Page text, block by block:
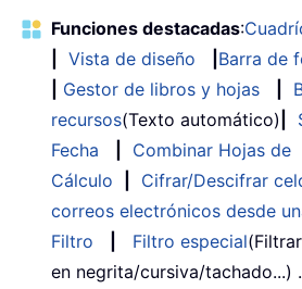
Funciones destacadas:
Vista de diseño
Barra de
Gestor de libros y hojas
recursos(Texto automático)
Fecha
Combinar Hojas de
Cálculo
Cifrar/Descifrar
correos electrónicos desde
Filtro
Filtro especial
en negrita/cursiva/tachado...)